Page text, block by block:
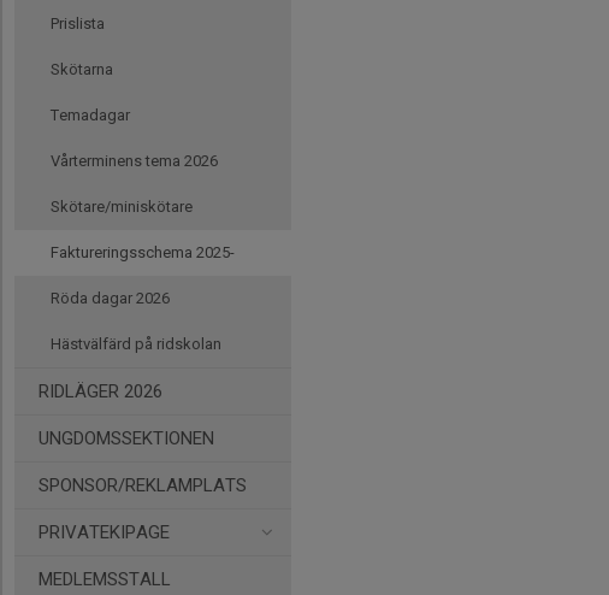
Prislista
Skötarna
Temadagar
Vårterminens tema 2026
Skötare/miniskötare
Faktureringsschema 2025-
Röda dagar 2026
Hästvälfärd på ridskolan
RIDLÄGER 2026
UNGDOMSSEKTIONEN
SPONSOR/REKLAMPLATS
PRIVATEKIPAGE
MEDLEMSSTALL